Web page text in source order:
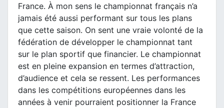
France. À mon sens le championnat français n’a
jamais été aussi performant sur tous les plans
que cette saison. On sent une vraie volonté de la
fédération de développer le championnat tant
sur le plan sportif que financier. Le championnat
est en pleine expansion en termes d’attraction,
d’audience et cela se ressent. Les performances
dans les compétitions européennes dans les
années à venir pourraient positionner la France